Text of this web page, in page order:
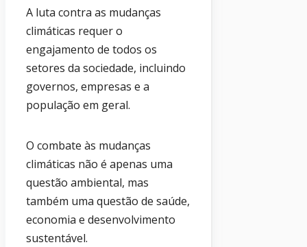
A luta contra as mudanças
climáticas requer o
engajamento de todos os
setores da sociedade, incluindo
governos, empresas e a
população em geral.
O combate às mudanças
climáticas não é apenas uma
questão ambiental, mas
também uma questão de saúde,
economia e desenvolvimento
sustentável.